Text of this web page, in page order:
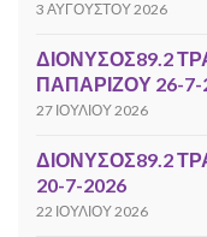
3 ΑΥΓΟΎΣΤΟΥ 2026
ΔΙΟΝΥΣΟΣ89.2
ΠΑΠΑΡΙΖΟΥ 26-7-
27 ΙΟΥΛΊΟΥ 2026
ΔΙΟΝΥΣΟΣ89.2
20-7-2026
22 ΙΟΥΛΊΟΥ 2026